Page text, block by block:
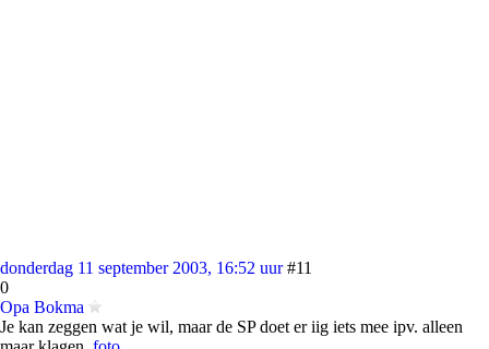
donderdag 11 september 2003, 16:52 uur #11
0
Opa Bokma
Je kan zeggen wat je wil, maar de SP doet er iig iets mee ipv. alleen